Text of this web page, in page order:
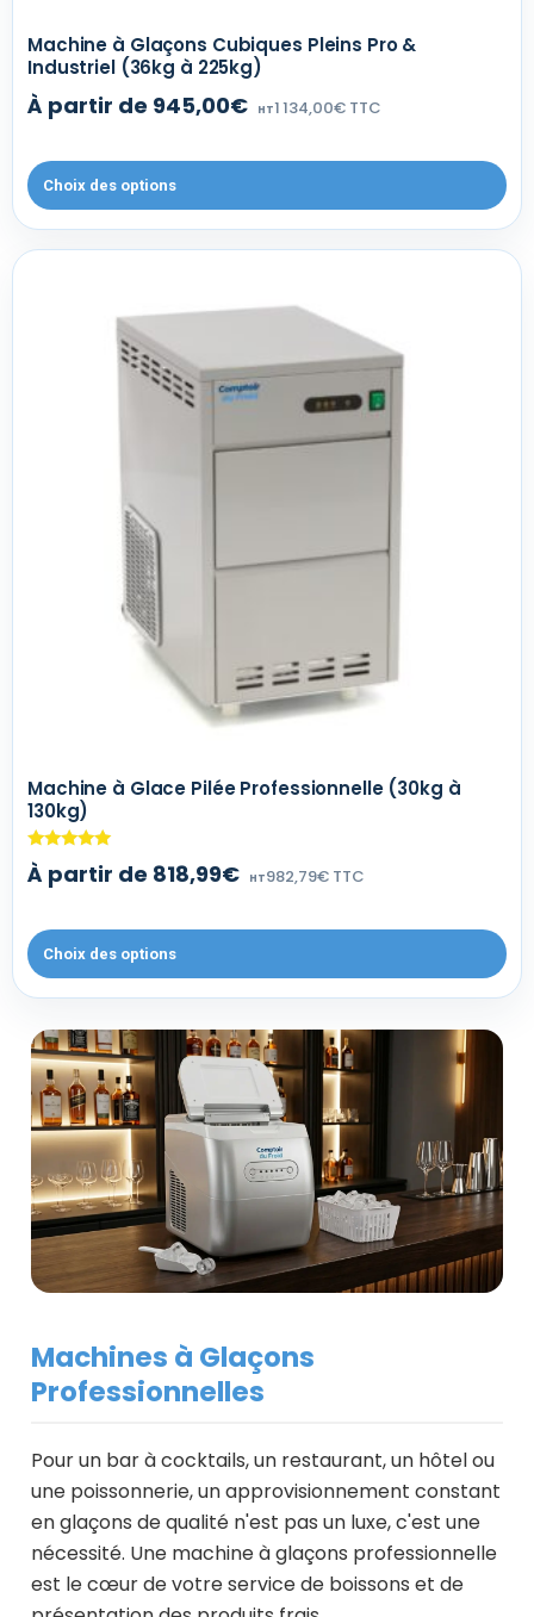
Machine à Glaçons Cubiques Pleins Pro &
Industriel (36kg à 225kg)
À partir de 945,00€ HT1 134,00€ TTC
Choix des options
Machine à Glace Pilée Professionnelle (30kg à
130kg)
Note
4.80
sur 5
À partir de 818,99€ HT982,79€ TTC
Choix des options
Machines à Glaçons
Professionnelles
Pour un bar à cocktails, un restaurant, un hôtel ou
une poissonnerie, un approvisionnement constant
en glaçons de qualité n'est pas un luxe, c'est une
nécessité. Une machine à glaçons professionnelle
est le cœur de votre service de boissons et de